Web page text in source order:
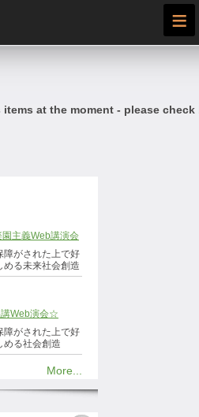
≡
items at the moment - please
主義Web講演会
障がされた上で好
める未来社会創造
Web演会☆
障がされた上で好
める社会創造
More...